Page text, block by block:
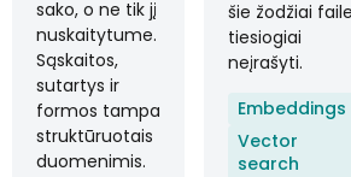
sako, o ne tik jį
nuskaitytume.
Sąskaitos,
sutartys ir
formos tampa
struktūruotais
duomenimis.
šie žodžiai
tiesiogiai
neįrašyti.
Embeddings
Vector
search